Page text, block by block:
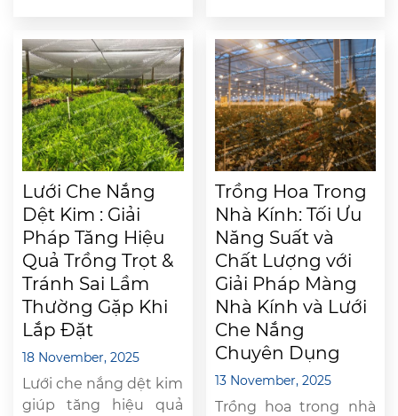
với môi trường hơn so
với thuốc diệt cỏ. Tuy
vậy, nhiều nhà nông lo
ngại việc […]
nhiên, nhiều người lo
ngại rằng việc lắp đặt
lưới chắn côn trùng có
thể khiến nhiệt độ
trong nhà màng tăng
cao, ảnh hưởng […]
Lưới Che Nắng
Dệt Kim : Giải
Pháp Tăng Hiệu
Quả Trồng Trọt &
Tránh Sai Lầm
Thường Gặp Khi
Lắp Đặt
18 November, 2025
Lưới che nắng dệt kim
giúp tăng hiệu quả
Trồng Hoa Trong
Nhà Kính: Tối Ưu
Năng Suất và
Chất Lượng với
Giải Pháp Màng
Nhà Kính và Lưới
Che Nắng
Chuyên Dụng
13 November, 2025
Trồng hoa trong nhà